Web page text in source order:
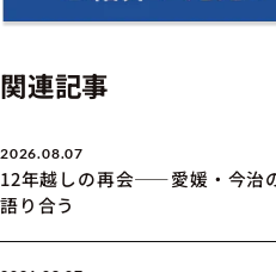
関連記事
2026.08.07
12年越しの再会――愛媛・今治
語り合う